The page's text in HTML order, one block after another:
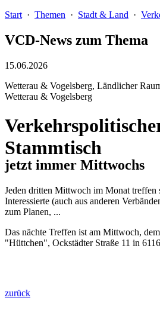
Start · Themen · Stadt & Land ·
VCD-News zum Thema
15.06.2026
Wetterau & Vogelsberg, Ländlicher
Wetterau & Vogelsberg
Stammtisch
jetzt immer Mittwochs
Jeden dritten Mittwoch im Monat treffen
Interessierte (auch aus anderen
zum Planen, ...
Das nächte Treffen ist am Mittwoch,
"Hüttchen", Ockstädter Straße 11 in
zurück